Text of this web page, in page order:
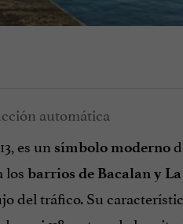
es un símbolo moderno
los barrios de Bacalan y
del tráfico. Su